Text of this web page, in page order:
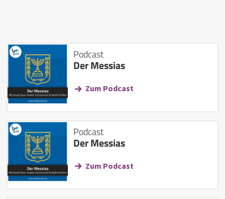
Podcast
Der Messias
Zum Podcast
Podcast
Der Messias
Zum Podcast